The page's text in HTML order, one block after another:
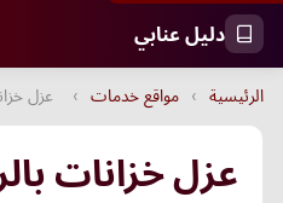
دليل عنابي
الرئيسية › مواقع خدمات › عزل
عزل خزانات